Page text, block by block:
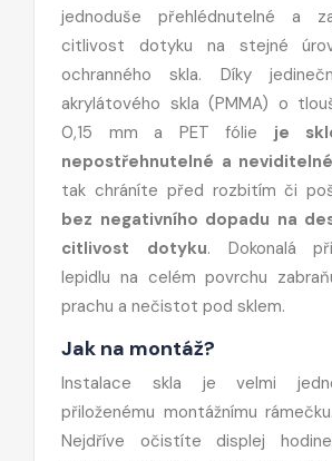
jednoduše přehlédnutelné a
citlivost dotyku na stejné
ochranného skla. Díky
akrylátového skla (PMMA) o
0,15 mm a PET fólie je
nepostřehnutelné a neviditelné
tak chráníte před rozbitím či
bez negativního dopadu na
citlivost dotyku. Dokonalá
lepidlu na celém povrchu
prachu a nečistot pod sklem.
Jak na montáž?
Instalace skla je velmi
přiloženému montážnímu rámečku.
Nejdříve očistíte displej